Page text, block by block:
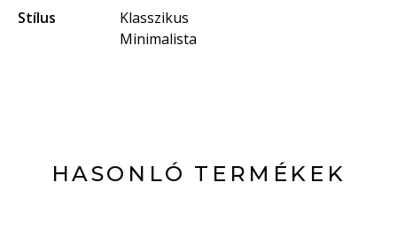
Stílus
Klasszikus
Minimalista
HASONLÓ TERMÉKEK